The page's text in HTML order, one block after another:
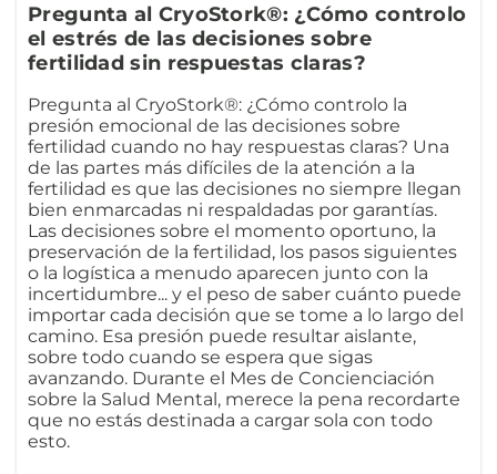
Pregunta al CryoStork®: ¿Cómo controlo
el estrés de las decisiones sobre
fertilidad sin respuestas claras?
Pregunta al CryoStork®: ¿Cómo controlo la
presión emocional de las decisiones sobre
fertilidad cuando no hay respuestas claras? Una
de las partes más difíciles de la atención a la
fertilidad es que las decisiones no siempre llegan
bien enmarcadas ni respaldadas por garantías.
Las decisiones sobre el momento oportuno, la
preservación de la fertilidad, los pasos siguientes
o la logística a menudo aparecen junto con la
incertidumbre... y el peso de saber cuánto puede
importar cada decisión que se tome a lo largo del
camino. Esa presión puede resultar aislante,
sobre todo cuando se espera que sigas
avanzando. Durante el Mes de Concienciación
sobre la Salud Mental, merece la pena recordarte
que no estás destinada a cargar sola con todo
esto.